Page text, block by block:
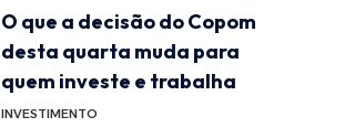
O que a decisão do Copom
desta quarta muda para
quem investe e trabalha
INVESTIMENTO